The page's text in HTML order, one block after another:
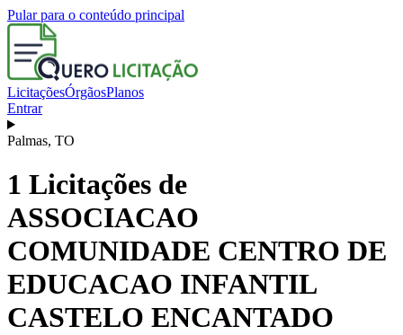
Pular para o conteúdo principal
LicitaçõesÓrgãosPlanos
Entrar
Palmas, TO
1 Licitações de
ASSOCIACAO
COMUNIDADE CENTRO DE
EDUCACAO INFANTIL
CASTELO ENCANTADO